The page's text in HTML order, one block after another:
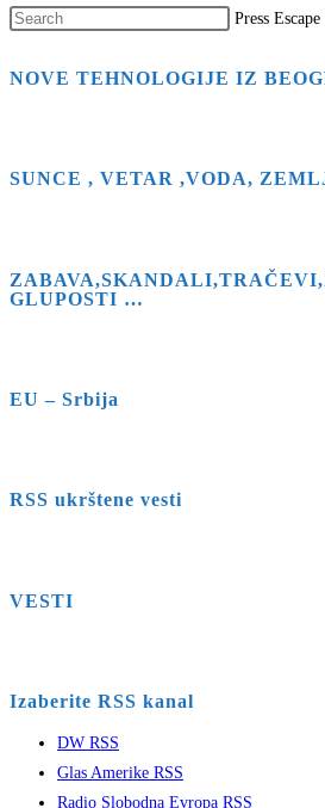
Press
NOVE TEHNOLOGIJE IZ
SUNCE , VETAR ,VODA,
GLUPOSTI …
EU – Srbija
RSS ukrštene vesti
VESTI
Izaberite RSS kanal
DW RSS
Glas Amerike RSS
Radio Slobodna Evropa RSS